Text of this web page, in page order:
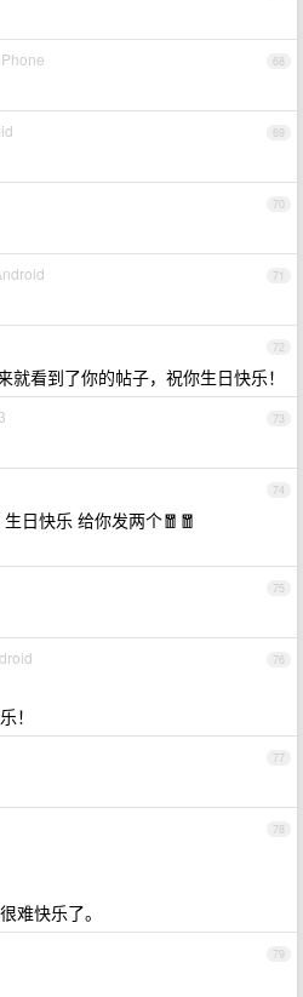
68
69
70
71
72
就看到了你的帖子，祝你生日快乐！
73
74
日快乐 给你发两个🧧🧧
75
76
！
77
78
难快乐了。
79